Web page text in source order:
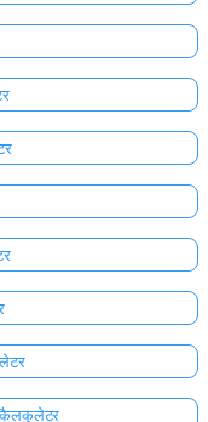
कैलकुलेटर